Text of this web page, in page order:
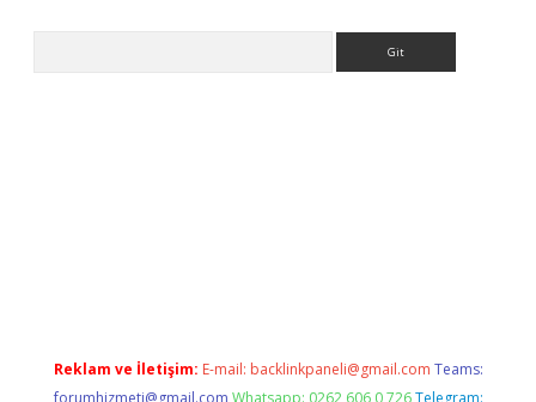
Reklam ve İletişim: E-mail: backlinkpaneli@gmail.com Teams:
forumhizmeti@gmail.com Whatsapp: 0262 606 0 726 Telegram: